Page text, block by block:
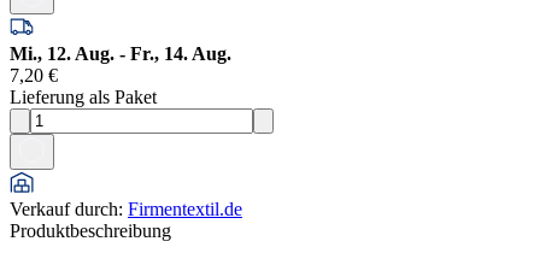
Mi., 12. Aug. - Fr., 14. Aug.
7,20 €
Lieferung als Paket
Verkauf durch: Firmentextil.de
Produktbeschreibung